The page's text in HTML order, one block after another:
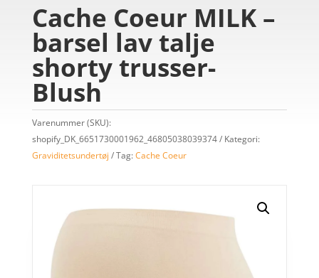
Cache Coeur MILK –
barsel lav talje
shorty trusser-
Blush
Varenummer (SKU):
shopify_DK_6651730001962_46805038039374
Kategori:
Graviditetsundertøj
Tag:Cache Coeur